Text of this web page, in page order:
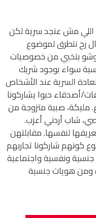
اللي مش عنجد سرية لكن
رح نتطرق لموضوع
بتخبي من خصوصيات
سواء بوجود شريك
السرية عند الأشخاص
أصدقاء حبوا يشاركونا
مليكة، صبية متزوجة من
شاب أردني أعزب.
لنفسها. مقابلتهن
كونهم شاركونا تجاربهم
ونفسية واجتماعية
ومن هويات جنسية